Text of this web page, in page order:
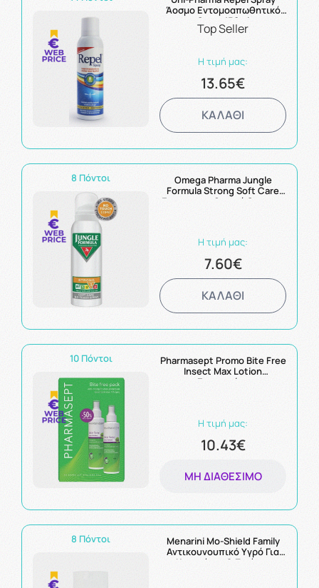
Άοσμο Εντομοαπωθητικό
Spray 150ml
Top Seller
Η τιμή μας:
13.65€
ΚΑΛΑΘΙ
8 Πόντοι
Omega Pharma Jungle
Formula Strong Soft Care
Εντομοαπωθητικό Spray με
Η τιμή μας:
7.60€
ΚΑΛΑΘΙ
10 Πόντοι
Pharmasept Promo Bite Free
Insect Max Lotion
Ενισχυμένο
Η τιμή μας:
10.43€
ΜΗ ΔΙΑΘΈΣΙΜΟ
8 Πόντοι
Menarini Mo-Shield Family
Αντικουνουπικό Υγρό Για
Κουνούπια & Σκνίπες